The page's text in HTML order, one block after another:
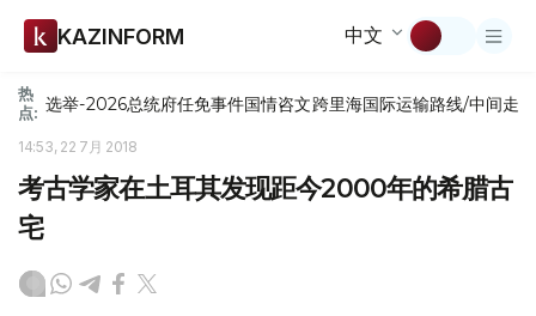
KAZINFORM 中文
热
点: 选举-2026总统府任免事件国情咨文跨里海国际运输路线/中间走廊
14:53, 22 7月 2018
考古学家在土耳其发现距今2000年的希腊古
宅